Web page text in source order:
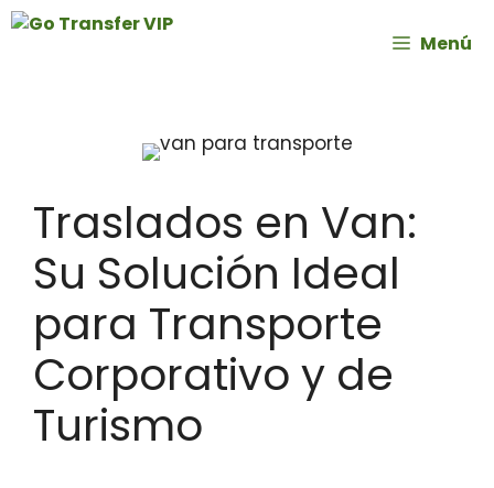
Menú
Traslados en Van:
Su Solución Ideal
para Transporte
Corporativo y de
Turismo